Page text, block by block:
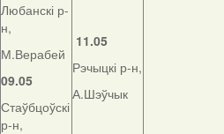
Любанскі р-
н,
М.Верабей
09.05
Стаўбцоўскі
р-н,
11.05
Рэчыцкі р-н,
А.Шэўчык